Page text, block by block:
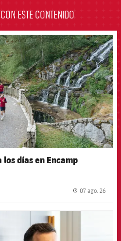
CON ESTE CONTENIDO
FCB Barcelona badge
los días en Encamp
07 ago. 26
FCB Barcelona badge